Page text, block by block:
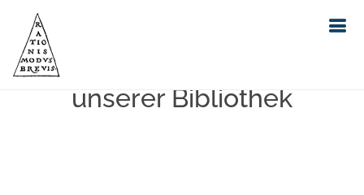
Einfache Suche im Bestand
unserer Bibliothek